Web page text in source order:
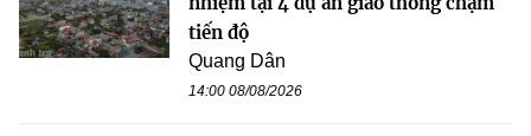
tiến độ
Quang Dân
14:00 08/08/2026